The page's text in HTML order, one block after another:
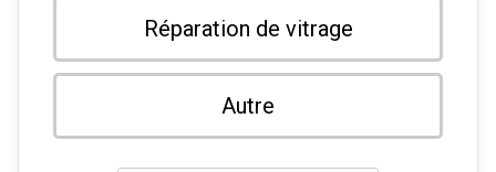
Réparation de vitrage
Autre